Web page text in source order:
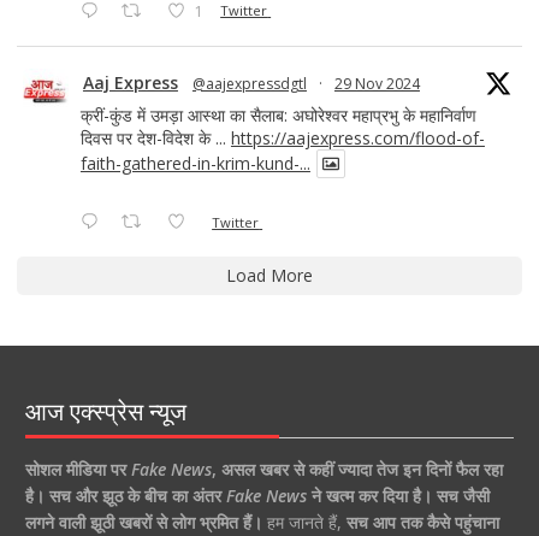
1 Twitter
Aaj Express @aajexpressdgtl · 29 Nov 2024
क्रीं-कुंड में उमड़ा आस्था का सैलाब: अघोरेश्वर महाप्रभु के महानिर्वाण
दिवस पर देश-विदेश के ... https://aajexpress.com/flood-of-
faith-gathered-in-krim-kund-...
Twitter
Load More
आज एक्स्प्रेस न्यूज
सोशल मीडिया परFake News, असल खबर से कहीं ज्यादा तेज इन दिनों फैल रहा
है। सच और झूठ के बीच का अंतरFake Newsने खत्म कर दिया है। सच जैसी
लगने वाली झूठी खबरों से लोग भ्रमित हैं। हम जानते हैं, सच आप तक कैसे पहुंचाना